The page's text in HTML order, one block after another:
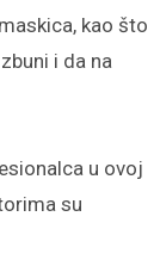
kao što
i da na
u ovoj
su